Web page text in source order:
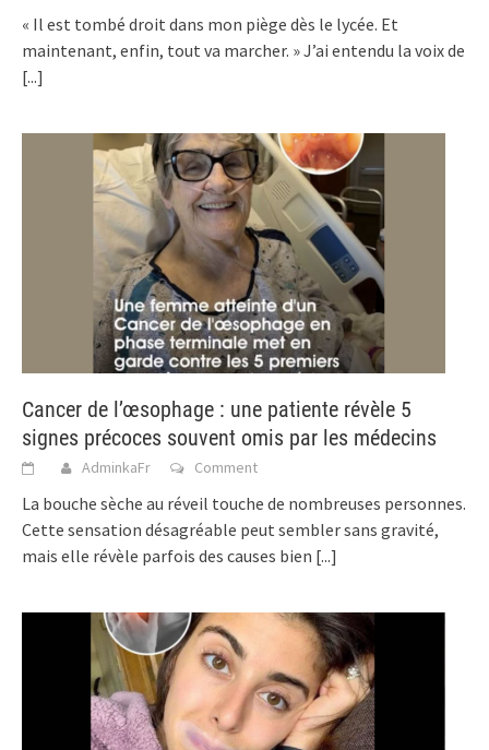
« Il est tombé droit dans mon piège dès le lycée. Et
maintenant, enfin, tout va marcher. » J’ai entendu la voix de
[...]
Cancer de l’œsophage : une patiente révèle 5
signes précoces souvent omis par les médecins
AdminkaFr Comment
La bouche sèche au réveil touche de nombreuses personnes.
Cette sensation désagréable peut sembler sans gravité,
mais elle révèle parfois des causes bien [...]